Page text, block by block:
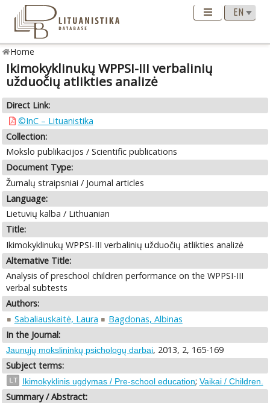
Home
Ikimokyklinukų WPPSI-III verbalinių
užduočių atlikties analizė
Direct Link:
©InC – Lituanistika
Collection:
Mokslo publikacijos / Scientific publications
Document Type:
Žurnalų straipsniai / Journal articles
Language:
Lietuvių kalba / Lithuanian
Title:
Ikimokyklinukų WPPSI-III verbalinių užduočių atlikties analizė
Alternative Title:
Analysis of preschool children performance on the WPPSI-III
verbal subtests
Authors:
Sabaliauskaitė, Laura
Bagdonas, Albinas
In the Journal:
Jaunųjų mokslininkų psichologų darbai, 2013, 2, 165-169
Subject terms:
LT Ikimokyklinis ugdymas / Pre-school education; Vaikai / Children.
Summary / Abstract: